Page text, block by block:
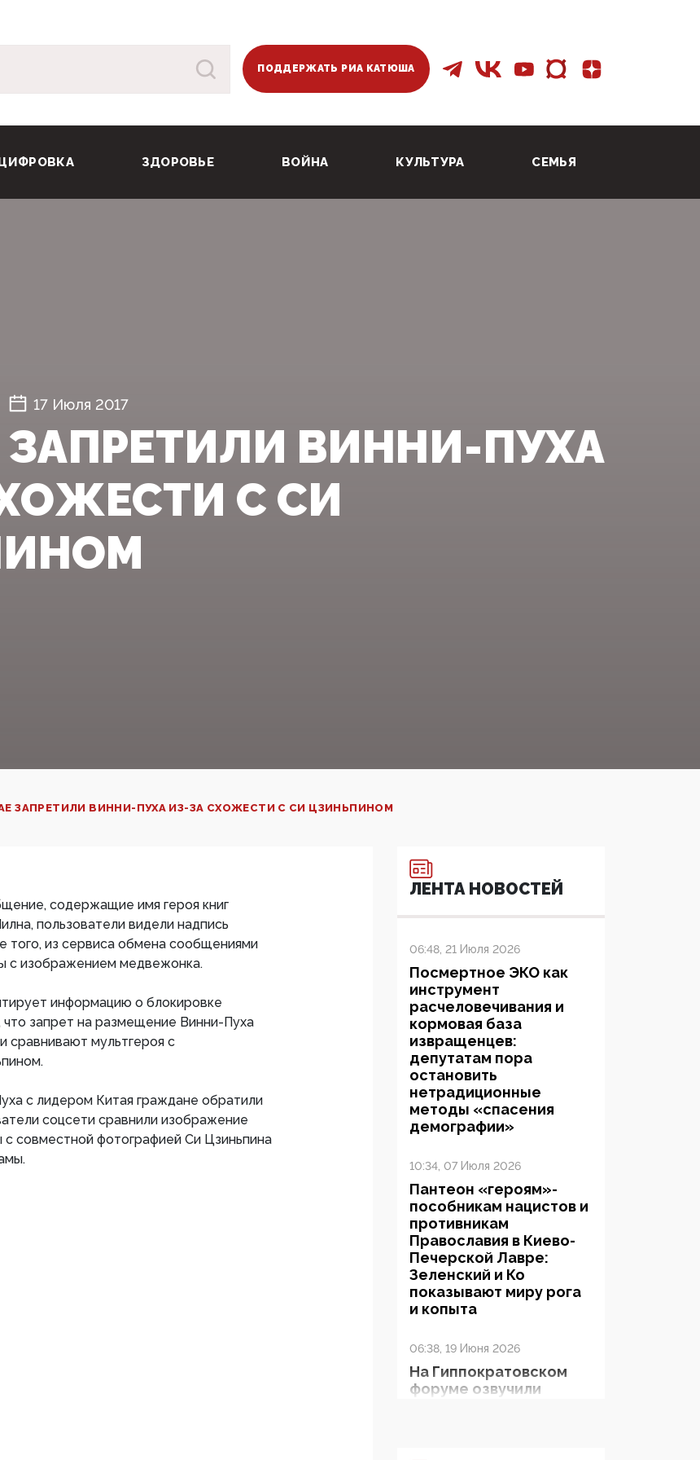
ПОДДЕРЖАТЬ РИА КАТЮША
ЗДОРОВЬЕ ВОЙНА КУЛЬТУРА СЕМЬЯ
17 Июля 2017
ЗАПРЕТИЛИ ВИННИ-ПУХА
С СИ
ЗАПРЕТИЛИ ВИННИ-ПУХА ИЗ-ЗА СХОЖЕСТИ С СИ ЦЗИНЬПИНОМ‍
содержащие имя героя книг
пользователи видели надпись
того, из сервиса обмена сообщениями
с изображением медвежонка.
информацию о блокировке
запрет на размещение Винни-Пуха
сравнивают мультгероя с
с лидером Китая граждане обратили
соцсети сравнили изображение
с совместной фотографией Си Цзиньпина
ЛЕНТА НОВОСТЕЙ
06:48, 21 Июля 2026
Посмертное ЭКО как
инструмент
расчеловечивания и
кормовая база
извращенцев:
депутатам пора
остановить
нетрадиционные
методы «спасения
демографии»
10:34, 07 Июля 2026
Пантеон «героям»-
пособникам нацистов и
противникам
Православия в Киево-
Печерской Лавре:
Зеленский и Ко
показывают миру рога
и копыта
06:38, 19 Июня 2026
На Гиппократовском
форуме озвучили